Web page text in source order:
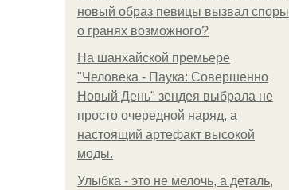
новый образ певицы вызвал споры
о гранях возможного?
На шанхайской премьере
"Человека - Паука: Совершенно
Новый День" зендея выбрала не
просто очередной наряд, а
настоящий артефакт высокой
моды.
Улыбка - это не мелочь, а деталь,